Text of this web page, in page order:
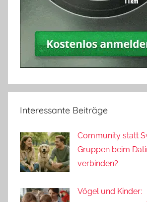
Interessante Beiträge
Community statt
Gruppen beim
verbinden?
Vögel und Kinder: